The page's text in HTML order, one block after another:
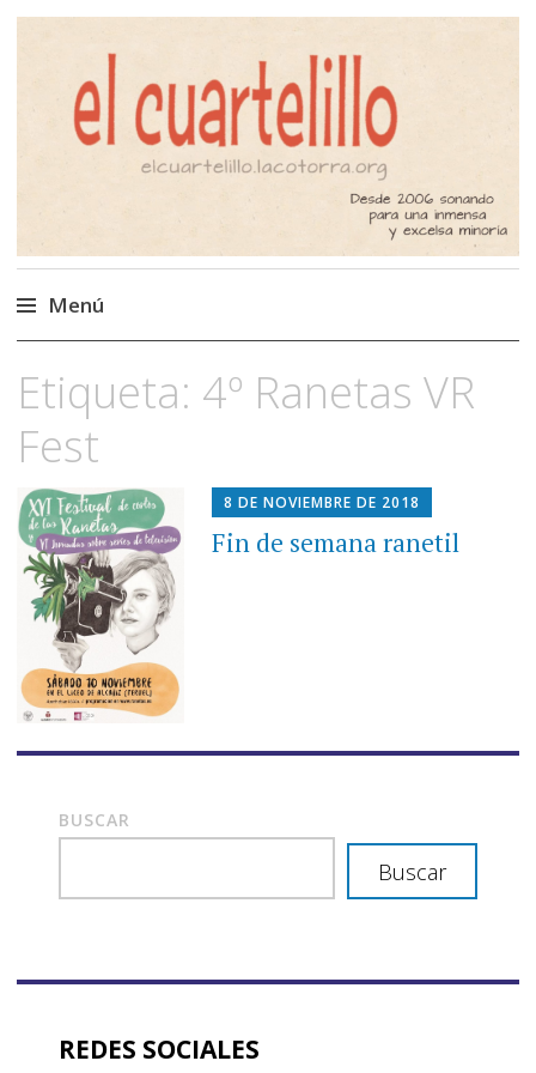
El Cuartelillo
Programa de radio de música
independiente. Podcast
Menú
al
contenido
Etiqueta: 4º Ranetas VR
Fest
8 DE NOVIEMBRE DE 2018
Fin de semana ranetil
BUSCAR
Buscar
REDES SOCIALES